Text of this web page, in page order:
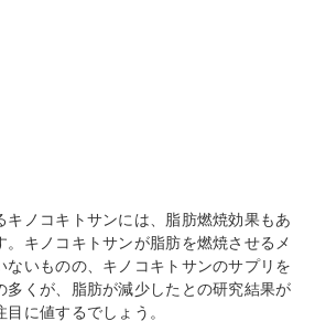
キノコキトサンには、脂肪燃焼効果もあ
。キノコキトサンが脂肪を燃焼させるメ
ないものの、キノコキトサンのサプリを
多くが、脂肪が減少したとの研究結果が
に値するでしょう。